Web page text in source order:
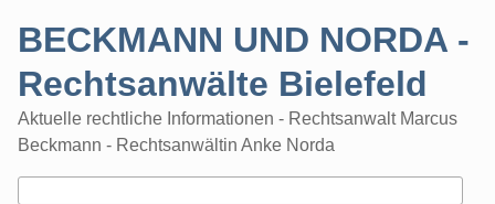
BECKMANN UND NORDA -
Rechtsanwälte Bielefeld
Aktuelle rechtliche Informationen - Rechtsanwalt Marcus
Beckmann - Rechtsanwältin Anke Norda